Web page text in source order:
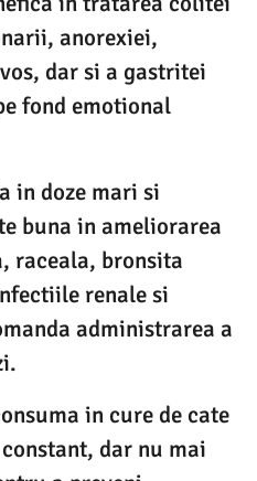
anorexiei,
dar si a gastritei
fond emotional
in doze mari si
buna in ameliorarea
raceala, bronsita
renale si
administrarea a
in cure de cate
dar nu mai